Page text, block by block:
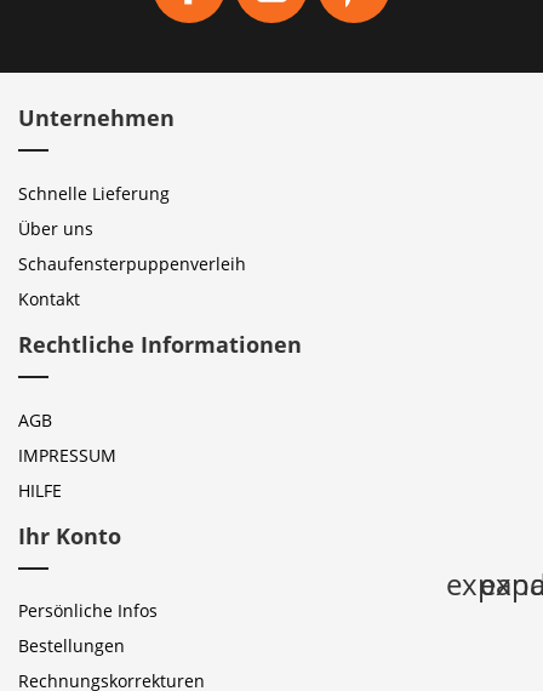
Unternehmen
Schnelle Lieferung
Über uns
Schaufensterpuppenverleih
Kontakt
Rechtliche Informationen
AGB
IMPRESSUM
HILFE
Ihr Konto
Persönliche Infos
Bestellungen
Rechnungskorrekturen